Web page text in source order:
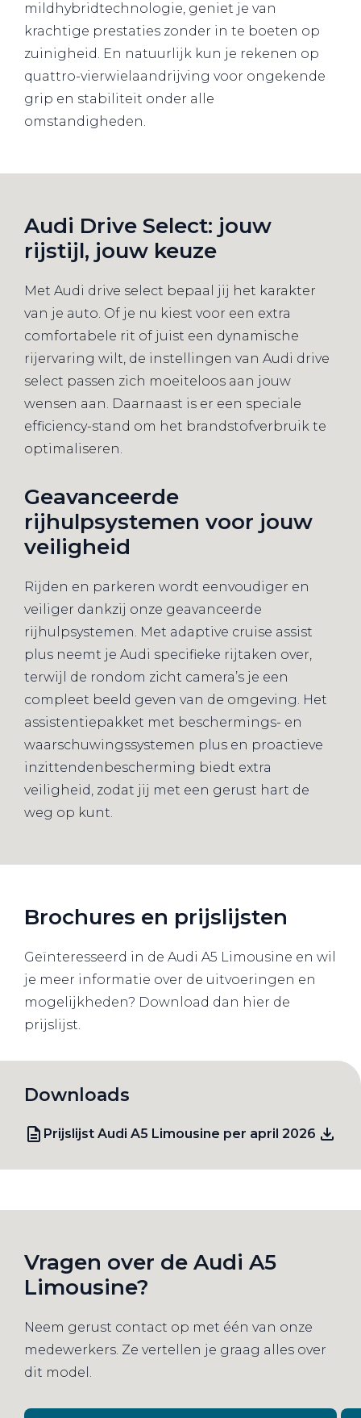
mildhybridtechnologie, geniet je van
krachtige prestaties zonder in te boeten op
zuinigheid. En natuurlijk kun je rekenen op
quattro-vierwielaandrijving voor ongekende
grip en stabiliteit onder alle
omstandigheden.
Audi Drive Select: jouw
rijstijl, jouw keuze
Met Audi drive select bepaal jij het karakter
van je auto. Of je nu kiest voor een extra
comfortabele rit of juist een dynamische
rijervaring wilt, de instellingen van Audi drive
select passen zich moeiteloos aan jouw
wensen aan. Daarnaast is er een speciale
efficiency-stand om het brandstofverbruik te
optimaliseren.
Geavanceerde
rijhulpsystemen voor jouw
veiligheid
Rijden en parkeren wordt eenvoudiger en
veiliger dankzij onze geavanceerde
rijhulpsystemen. Met adaptive cruise assist
plus neemt je Audi specifieke rijtaken over,
terwijl de rondom zicht camera’s je een
compleet beeld geven van de omgeving. Het
assistentiepakket met beschermings- en
waarschuwingssystemen plus en proactieve
inzittendenbescherming biedt extra
veiligheid, zodat jij met een gerust hart de
weg op kunt.
Brochures en prijslijsten
Geïnteresseerd in de Audi A5 Limousine en wil
je meer informatie over de uitvoeringen en
mogelijkheden? Download dan hier de
prijslijst.
Downloads
Prijslijst Audi A5 Limousine per april 2026
Vragen over de Audi A5
Limousine?
Neem gerust contact op met één van onze
medewerkers. Ze vertellen je graag alles over
dit model.